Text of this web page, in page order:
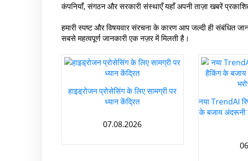
कंपनियाँ, संगठन और सरकारी संस्थाएँ यहाँ अपनी ताज़ा खबरें
हमारी स्पष्ट और विषयवार संरचना के कारण आप जल्दी ही संबंधित
सबसे महत्वपूर्ण जानकारी एक नज़र में मिलती है।
हाइड्रोजन प्रोसेसिंग के लिए सामग्री पर
ध्यान केंद्रित
07.08.2026
नया TrendAI
के बजाय अंदरूनी